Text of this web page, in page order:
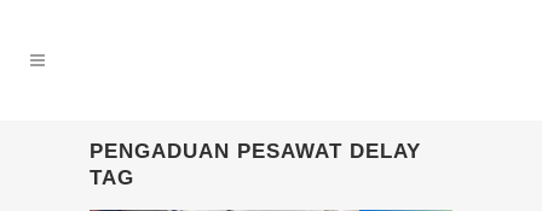
PENGADUAN PESAWAT DELAY
TAG